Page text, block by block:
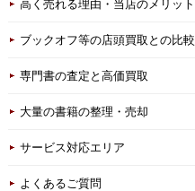
高く売れる理由・当店のメリット
ブックオフ等の店頭買取との比較
専門書の査定と高価買取
大量の書籍の整理・売却
サービス対応エリア
よくあるご質問